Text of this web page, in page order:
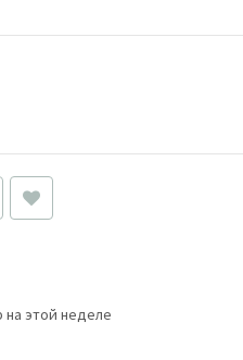
на этой неделе